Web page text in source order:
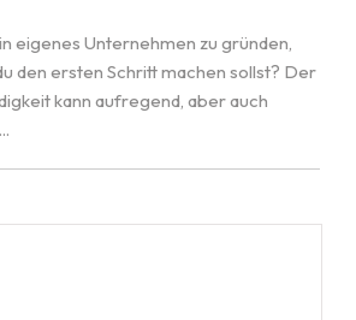
eigenes Unternehmen zu gründen,
den ersten Schritt machen sollst? Der
kann aufregend, aber auch